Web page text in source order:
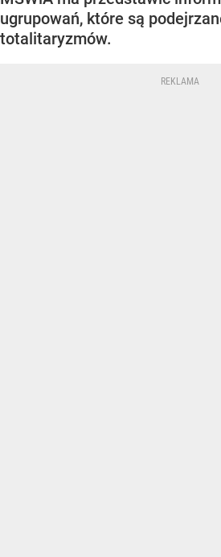
ugrupowań, które są
totalitaryzmów.